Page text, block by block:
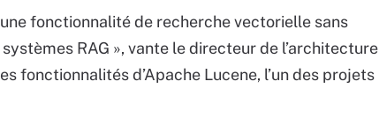
fonctionnalité de recherche vectorielle sans
RAG », vante le directeur de l’architecture
fonctionnalités d’Apache Lucene, l’un des projets